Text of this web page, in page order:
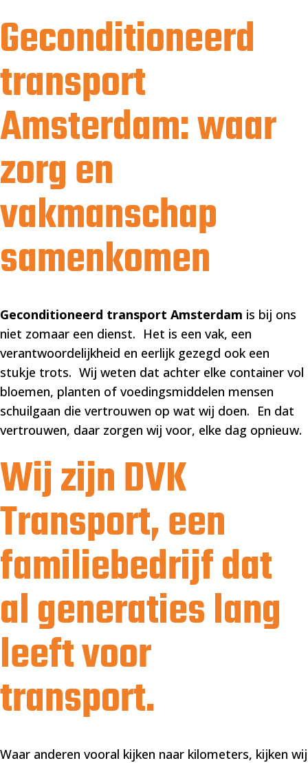
Geconditioneerd
transport
Amsterdam: waar
zorg en
vakmanschap
samenkomen
Geconditioneerd transport Amsterdam is bij ons
niet zomaar een dienst. Het is een vak, een
verantwoordelijkheid en eerlijk gezegd ook een
stukje trots. Wij weten dat achter elke container vol
bloemen, planten of voedingsmiddelen mensen
schuilgaan die vertrouwen op wat wij doen. En dat
vertrouwen, daar zorgen wij voor, elke dag opnieuw.
Wij zijn DVK
Transport, een
familiebedrijf dat
al generaties lang
leeft voor
transport.
Waar anderen vooral kijken naar kilometers, kijken wij